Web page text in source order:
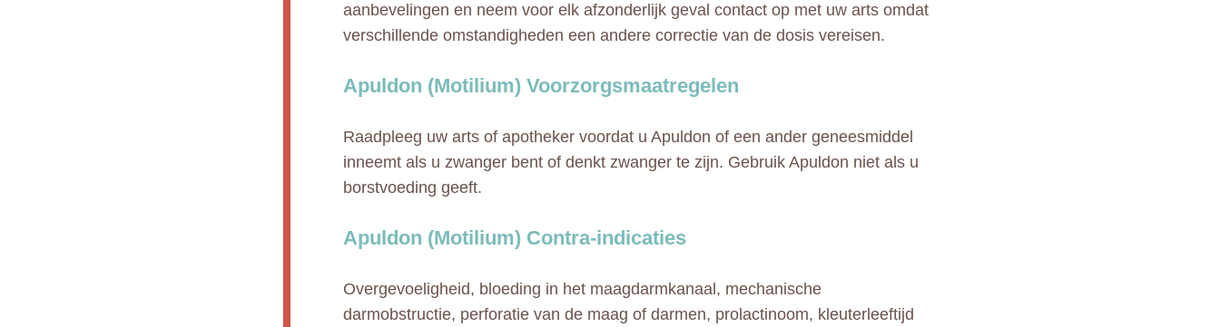
aanbevelingen en neem voor elk afzonderlijk geval contact op met uw arts omdat
verschillende omstandigheden een andere correctie van de dosis vereisen.
Apuldon (Motilium) Voorzorgsmaatregelen
Raadpleeg uw arts of apotheker voordat u Apuldon of een ander geneesmiddel
inneemt als u zwanger bent of denkt zwanger te zijn. Gebruik Apuldon niet als u
borstvoeding geeft.
Apuldon (Motilium) Contra-indicaties
Overgevoeligheid, bloeding in het maagdarmkanaal, mechanische
darmobstructie, perforatie van de maag of darmen, prolactinoom, kleuterleeftijd